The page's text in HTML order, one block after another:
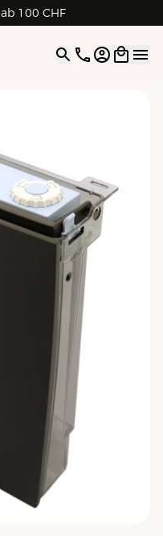
100 CHF
Google
Open